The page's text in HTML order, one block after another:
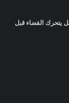
يتحرك القضاء قبل